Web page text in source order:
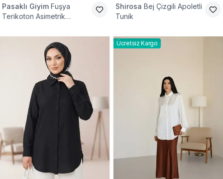
Pasaklı Giyim Fuşya
Terikoton Asimetrik
Shirosa Bej Çizgili Apoletli
Tunik
Ücretsiz Kargo